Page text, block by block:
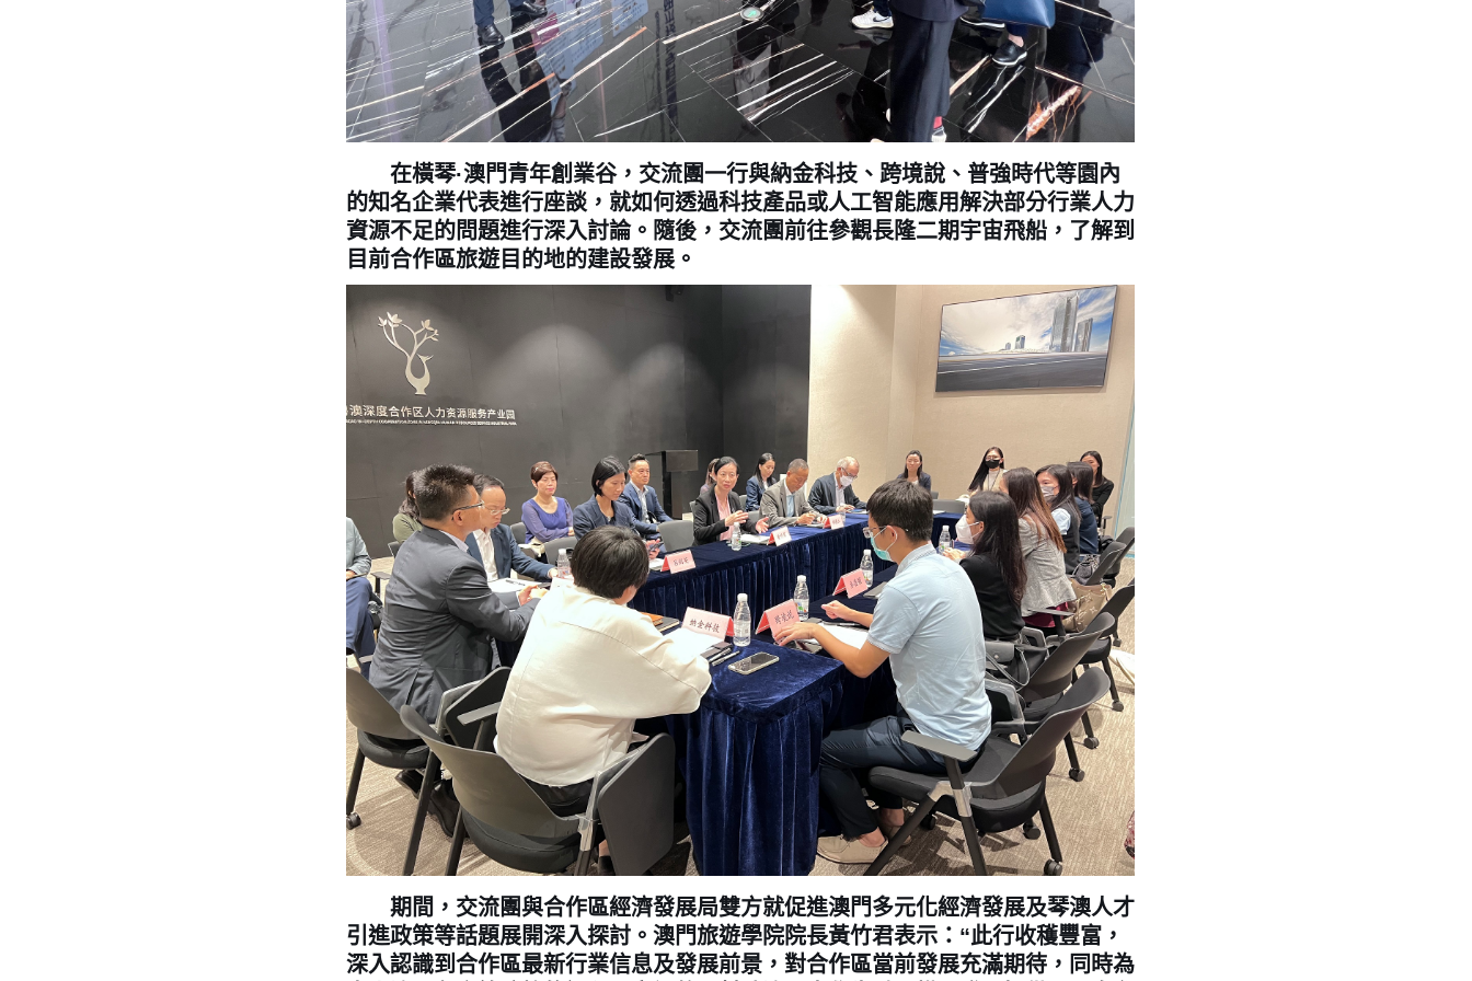
在橫琴·澳門青年創業谷，交流團一行與納金科技、跨境說、普強時代等園內
的知名企業代表進行座談，就如何透過科技產品或人工智能應用解決部分行業人力
資源不足的問題進行深入討論。隨後，交流團前往參觀長隆二期宇宙飛船，了解到
目前合作區旅遊目的地的建設發展。
期間，交流團與合作區經濟發展局雙方就促進澳門多元化經濟發展及琴澳人才
引進政策等話題展開深入探討。澳門旅遊學院院長黃竹君表示：“此行收穫豐富，
深入認識到合作區最新行業信息及發展前景，對合作區當前發展充滿期待，同時為